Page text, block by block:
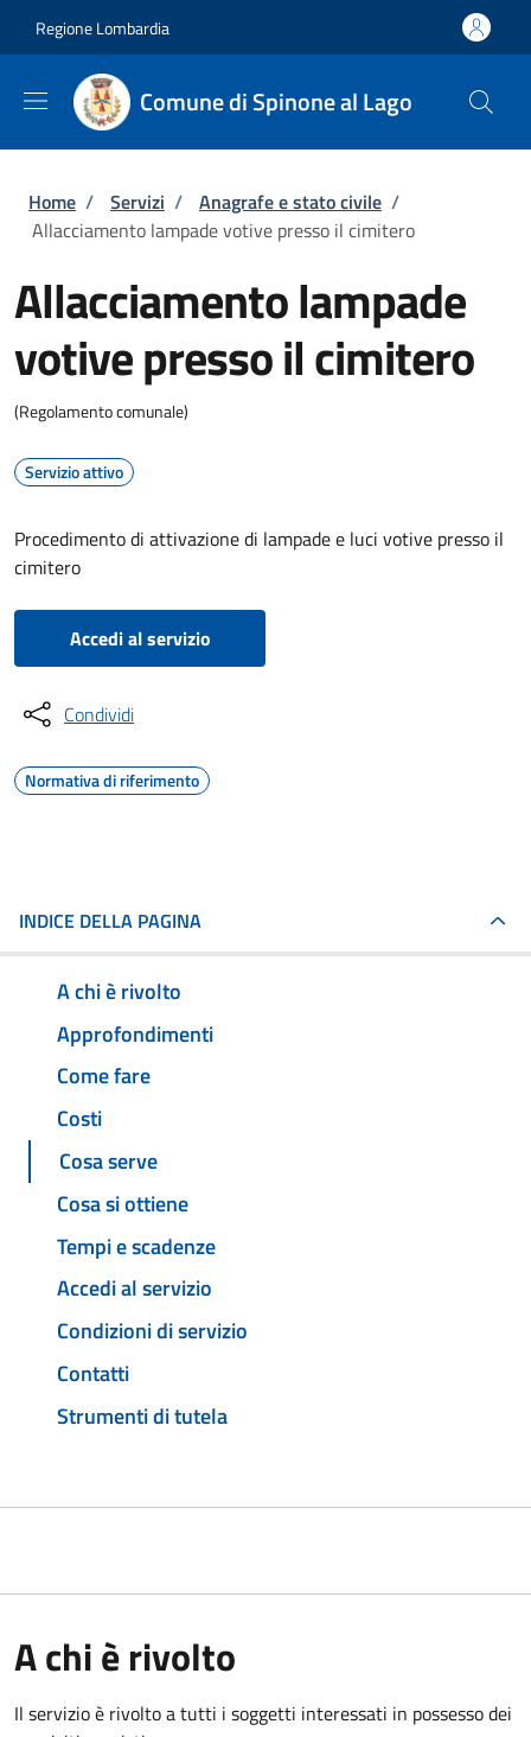
Regione Lombardia
Comune di Spinone al Lago
Briciole di pane
Home / Servizi / Anagrafe e stato civile /
Allacciamento lampade votive presso il cimitero
Allacciamento lampade
votive presso il cimitero
(Regolamento comunale)
Servizio attivo
Procedimento di attivazione di lampade e luci votive presso il
cimitero
Accedi al servizio
Condividi
Normativa di riferimento
INDICE DELLA PAGINA
A chi è rivolto
Approfondimenti
Come fare
Costi
Cosa serve
Cosa si ottiene
Tempi e scadenze
Accedi al servizio
Condizioni di servizio
Contatti
Strumenti di tutela
A chi è rivolto
Il servizio è rivolto a tutti i soggetti interessati in possesso dei